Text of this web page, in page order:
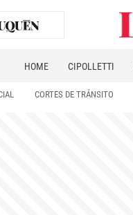
HOME CIPOLLETTI
CORTES DE TRÁNSITO